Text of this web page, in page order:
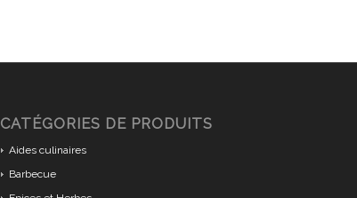
CATÉGORIES DE PRODUITS
Aides culinaires
Barbecue